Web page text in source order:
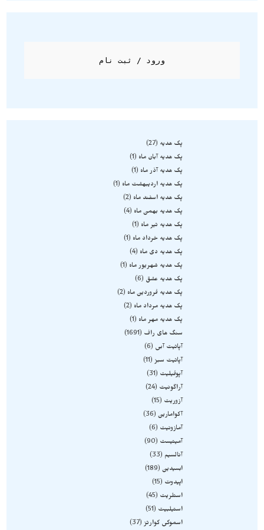
ورود / ثبت نام
پک هدیه
27
پک هدیه آبان ماه
1
پک هدیه آذر ماه
1
پک هدیه اردیبهشت ماه
1
پک هدیه اسفند ماه
2
پک هدیه بهمن ماه
4
پک هدیه تیر ماه
1
پک هدیه خرداد ماه
1
پک هدیه دی ماه
4
پک هدیه شهریور ماه
1
پک هدیه عشق
6
پک هدیه فروردین ماه
2
پک هدیه مرداد ماه
2
پک هدیه مهر ماه
1
سنگ های راف
1691
آپاتیت آبی
6
آپاتیت سبز 11
آپوفیلیت
31
آراگونیت
24
آزوریت
15
آکوامارین 36
آمازونیت
6
آمیتیست
90
آنالسیم
33
ابسیدین 189
اپیدوت
15
استلریت
45
استیلبیت
51
اسموکی کوارتز 37